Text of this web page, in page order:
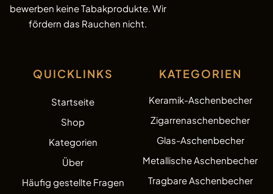
QUICKLINKS
Startseite
Shop
Kategorien
Über
Häufig gestellte Fragen
KATEGORIEN
Keramik-Aschenbecher
Zigarrenaschenbecher
Glas-Aschenbecher
Metallische Aschenbecher
Tragbare Aschenbecher
bewerben keine Tabakprodukte. Wir
fördern das Rauchen nicht.